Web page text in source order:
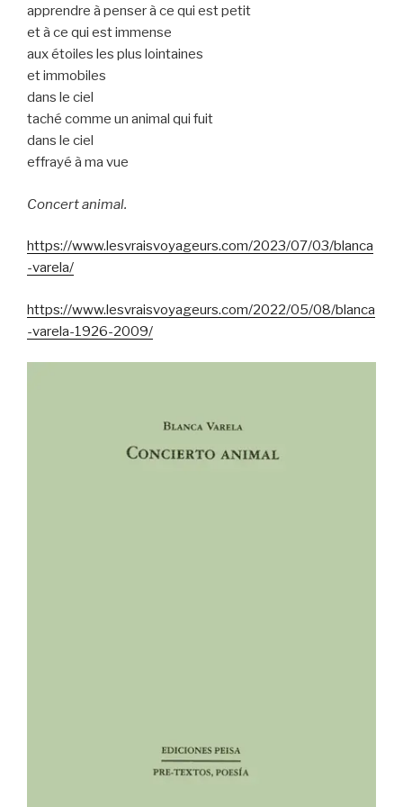
apprendre à penser à ce qui est petit
et à ce qui est immense
aux étoiles les plus lointaines
et immobiles
dans le ciel
taché comme un animal qui fuit
dans le ciel
effrayé à ma vue
Concert animal.
https://www.lesvraisvoyageurs.com/2023/07/03/blanca
-varela/
https://www.lesvraisvoyageurs.com/2022/05/08/blanca
-varela-1926-2009/